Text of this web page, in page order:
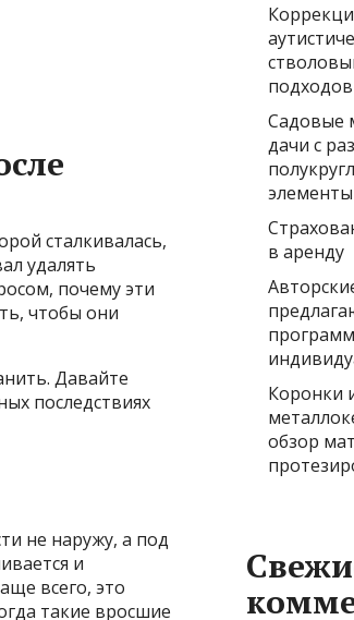
сталкивалась,
удалять
почему эти
чтобы они
Давайте
последствиях
не наружу, а под
и
всего, это
такие вросшие
Садовые
дачи с
элементы
в аренду
Коронки
обзор